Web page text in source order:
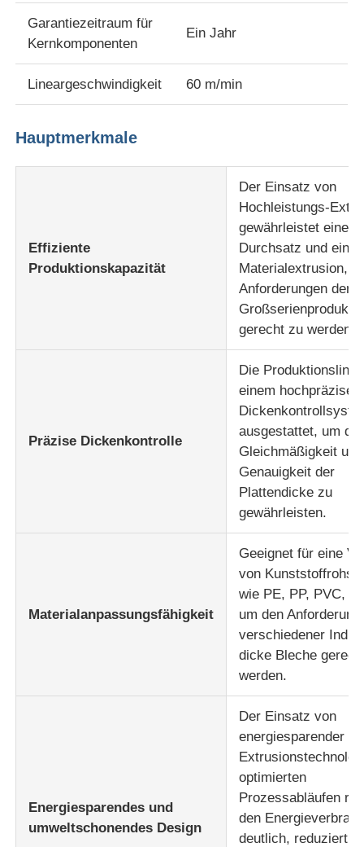
PVC-Rand-Streifenbildungs-Verdrängungs-Linie
Rollenkalendermaschine
Garantiezeitraum für
Kernkomponenten
Ein Jahr
Lineargeschwindigkeit 60 m/min
Hauptmerkmale
Effiziente
Produktionskapazität
Der Einsatz von
Hochleistungs-
gewährleistet einen
Durchsatz und eine
Materialextrusion,
Anforderungen der
gerecht zu werden.
Präzise Dickenkontrolle
Die
einem hochpräzisen
ausgestattet, um die
Gleichmäßigkeit und
Genauigkeit der
Plattendicke zu
gewährleisten.
Materialanpassungsfähigkeit
Geeignet für eine
von
wie PE, PP, PVC,
um den
verschiedener
dicke Bleche
werden.
Energiesparendes und
umweltschonendes Design
Der Einsatz von
energiesparender
optimierten
Prozessabläufen
den
deutlich, reduziert